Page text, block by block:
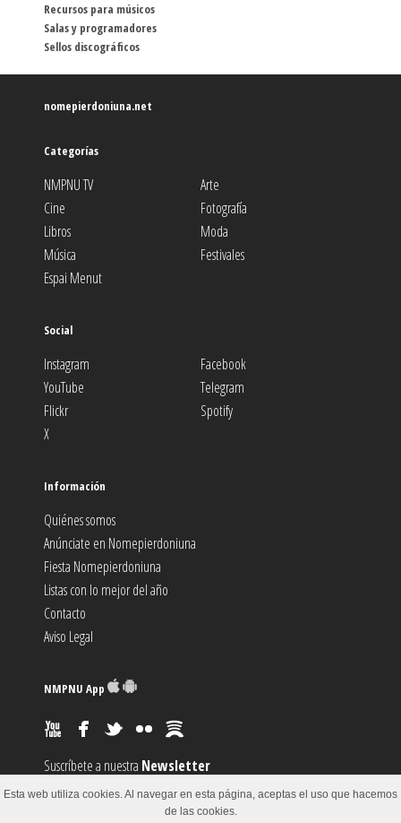
Recursos para músicos
Salas y programadores
Sellos discográficos
nomepierdoniuna.net
Categorías
NMPNU TV
Arte
Cine
Fotografía
Libros
Moda
Música
Festivales
Espai Menut
Social
Instagram
Facebook
YouTube
Telegram
Flickr
Spotify
X
Información
Quiénes somos
Anúnciate en Nomepierdoniuna
Fiesta Nomepierdoniuna
Listas con lo mejor del año
Contacto
Aviso Legal
NMPNU App
Suscríbete a nuestra Newsletter
Suscríbete al canalRSS
Esta web utiliza cookies. Al navegar en esta página, aceptas el uso que hacemos
de las cookies.